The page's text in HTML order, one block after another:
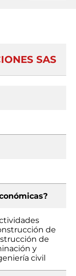
SAS
de
de
y
civil